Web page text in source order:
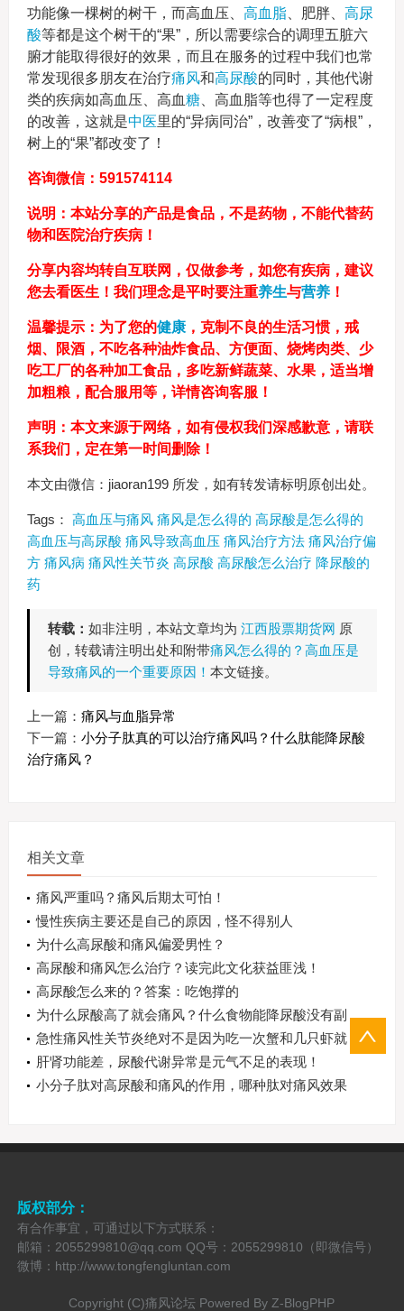
功能像一棵树的树干，而高血压、 高血脂、肥胖、 高尿
酸等都是这个树干的“果”，所以需要综合的调理五脏六
腑才能取得很好的效果，而且在服务的过程中我们也常
常发现很多朋友在治疗痛风和高尿酸的同时，其他代谢
类的疾病如高血压、高血糖、高血脂等也得了一定程度
的改善，这就是中医里的“异病同治”，改善变了“病根”，
树上的“果”都改变了！
咨询微信：591574114
说明：本站分享的产品是食品，不是药物，不能代替药
物和医院治疗疾病！
分享内容均转自互联网，仅做参考，如您有疾病，建议
您去看医生！我们理念是平时要注重养生与营养！
温馨提示：为了您的健康，克制不良的生活习惯，戒
烟、限酒，不吃各种油炸食品、方便面、烧烤肉类、少
吃工厂的各种加工食品，多吃新鲜蔬菜、水果，适当增
加粗粮，配合服用等，详情咨询客服！
声明：本文来源于网络，如有侵权我们深感歉意，请联
系我们，定在第一时间删除！
本文由微信：jiaoran199 所发，如有转发请标明原创出处。
Tags： 高血压与痛风 痛风是怎么得的 高尿酸是怎么得的
高血压与高尿酸 痛风导致高血压 痛风治疗方法 痛风治疗偏
方 痛风病 痛风性关节炎 高尿酸 高尿酸怎么治疗 降尿酸的
药
转载： 如非注明，本站文章均为 江西股票期货网 原
创，转载请注明出处和附带痛风怎么得的？高血压是
导致痛风的一个重要原因！ 本文链接。
上一篇： 痛风与血脂异常
下一篇： 小分子肽真的可以治疗痛风吗？什么肽能降尿酸
治疗痛风？
相关文章
痛风严重吗？痛风后期太可怕！
慢性疾病主要还是自己的原因，怪不得别人
为什么高尿酸和痛风偏爱男性？
高尿酸和痛风怎么治疗？读完此文化获益匪浅！
高尿酸怎么来的？答案：吃饱撑的
为什么尿酸高了就会痛风？什么食物能降尿酸没有副
作用
急性痛风性关节炎绝对不是因为吃一次蟹和几只虾就
能够得的！
肝肾功能差，尿酸代谢异常是元气不足的表现！
小分子肽对高尿酸和痛风的作用，哪种肽对痛风效果
版权部分：
有合作事宜，可通过以下方式联系：
邮箱：2055299810@qq.com QQ号：2055299810（即微信号）
微博：http://www.tongfengluntan.com
Copyright (C)痛风论坛 Powered By Z-BlogPHP